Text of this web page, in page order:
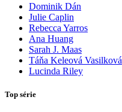
Dominik Dán
Julie Caplin
Rebecca Yarros
Ana Huang
Sarah J. Maas
Táňa Keleová Vasilková
Lucinda Riley
Top série